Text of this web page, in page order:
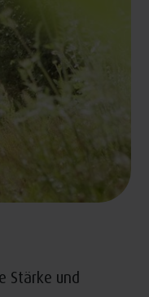
Stärke und